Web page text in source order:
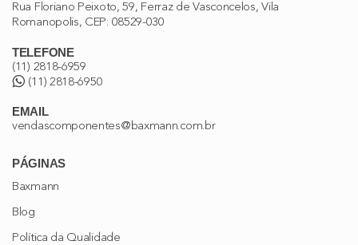
Rua Floriano Peixoto, 59, Ferraz de Vasconcelos, Vila
Romanopolis, CEP: 08529-030
TELEFONE
(11) 2818-6959
(11) 2818-6950
EMAIL
vendascomponentes@baxmann.com.br
PÁGINAS
Baxmann
Blog
Política da Qualidade